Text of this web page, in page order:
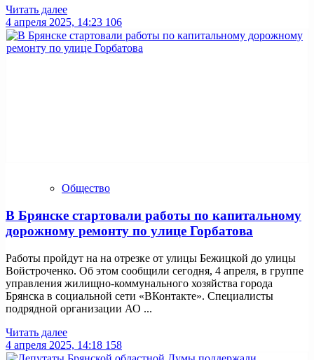
Читать далее
4 апреля 2025, 14:23 106
Общество
В Брянске стартовали работы по капитальному
дорожному ремонту по улице Горбатова
Работы пройдут на на отрезке от улицы Бежицкой до улицы
Войстроченко. Об этом сообщили сегодня, 4 апреля, в группе
управления жилищно-коммунального хозяйства города
Брянска в социальной сети «ВКонтакте». Специалисты
подрядной организации АО ...
Читать далее
4 апреля 2025, 14:18 158